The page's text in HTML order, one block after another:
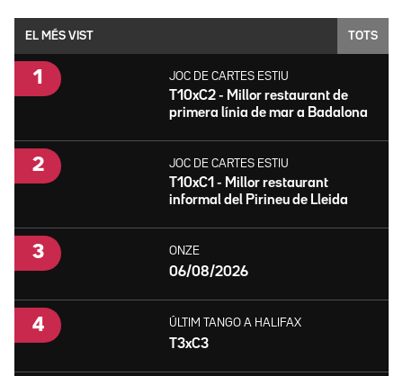
EL MÉS VIST TOTS
JOC DE CARTES ESTIU
T10xC2 - Millor restaurant de
primera línia de mar a Badalona
JOC DE CARTES ESTIU
T10xC1 - Millor restaurant
informal del Pirineu de Lleida
ONZE
06/08/2026
ÚLTIM TANGO A HALIFAX
T3xC3